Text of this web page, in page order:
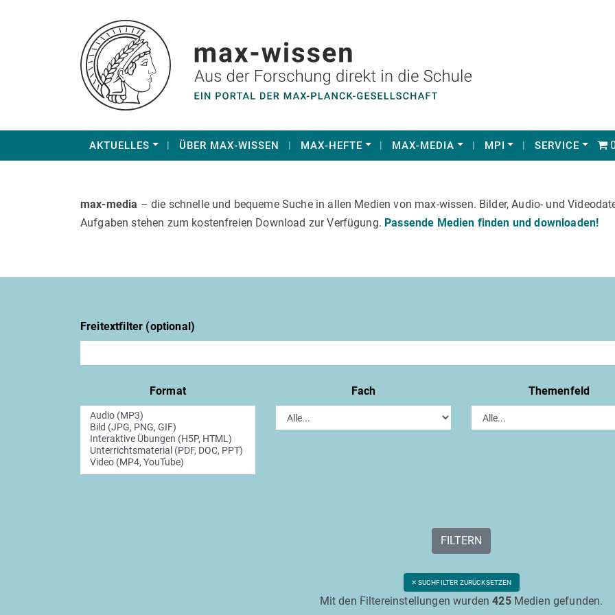
AKTUELLES ÜBER MAX-WISSEN MAX-HEFTE MAX-MEDIA MPI SERVICE
max-media – die schnelle und bequeme Suche in allen Medien von max-wissen. Bilder, Audio- und
Aufgaben stehen zum kostenfreien Download zur Verfügung. Passende Medien finden und downloaden!
Freitextfilter (optional)
Format Fach Themenfeld
FILTERN
✕ SUCHFILTER ZURÜCKSETZEN
Mit den Filtereinstellungen wurden425Medien gefunden.